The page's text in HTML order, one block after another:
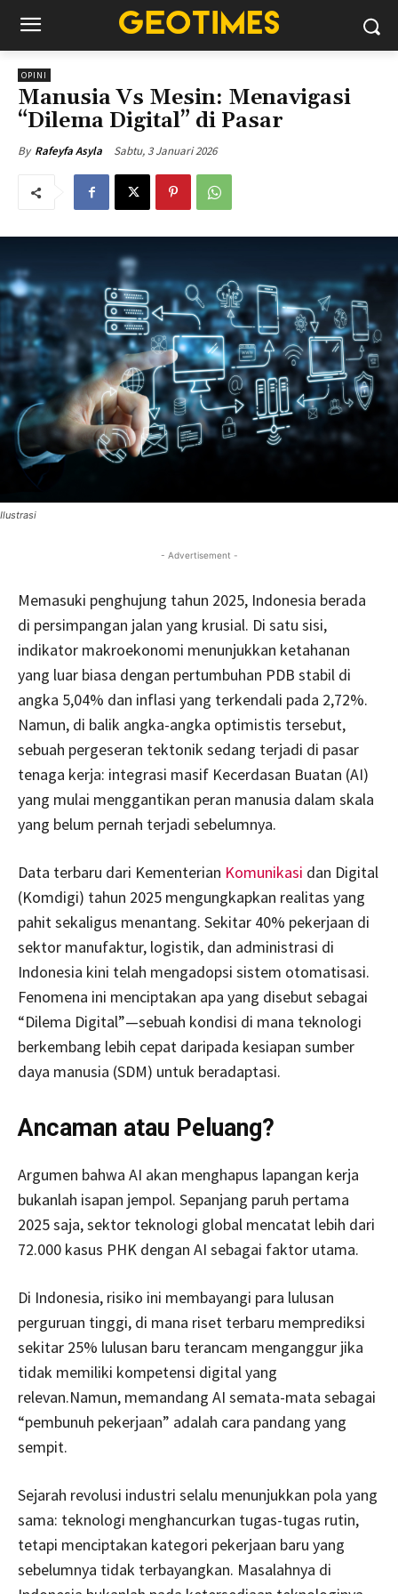
OPINI
Manusia Vs Mesin: Menavigasi
“Dilema Digital” di Pasar
By Rafeyfa Asyla Sabtu, 3 Januari 2026
Ilustrasi
- Advertisement -
Memasuki penghujung tahun 2025, Indonesia berada
di persimpangan jalan yang krusial. Di satu sisi,
indikator makroekonomi menunjukkan ketahanan
yang luar biasa dengan pertumbuhan PDB stabil di
angka 5,04% dan inflasi yang terkendali pada 2,72%.
Namun, di balik angka-angka optimistis tersebut,
sebuah pergeseran tektonik sedang terjadi di pasar
tenaga kerja: integrasi masif Kecerdasan Buatan (AI)
yang mulai menggantikan peran manusia dalam skala
yang belum pernah terjadi sebelumnya.
Data terbaru dari Kementerian Komunikasi dan Digital
(Komdigi) tahun 2025 mengungkapkan realitas yang
pahit sekaligus menantang. Sekitar 40% pekerjaan di
sektor manufaktur, logistik, dan administrasi di
Indonesia kini telah mengadopsi sistem otomatisasi.
Fenomena ini menciptakan apa yang disebut sebagai
“Dilema Digital”—sebuah kondisi di mana teknologi
berkembang lebih cepat daripada kesiapan sumber
daya manusia (SDM) untuk beradaptasi.
Ancaman atau Peluang?
Argumen bahwa AI akan menghapus lapangan kerja
bukanlah isapan jempol. Sepanjang paruh pertama
2025 saja, sektor teknologi global mencatat lebih dari
72.000 kasus PHK dengan AI sebagai faktor utama.
Di Indonesia, risiko ini membayangi para lulusan
perguruan tinggi, di mana riset terbaru memprediksi
sekitar 25% lulusan baru terancam menganggur jika
tidak memiliki kompetensi digital yang
relevan.Namun, memandang AI semata-mata sebagai
“pembunuh pekerjaan” adalah cara pandang yang
sempit.
Sejarah revolusi industri selalu menunjukkan pola yang
sama: teknologi menghancurkan tugas-tugas rutin,
tetapi menciptakan kategori pekerjaan baru yang
sebelumnya tidak terbayangkan. Masalahnya di